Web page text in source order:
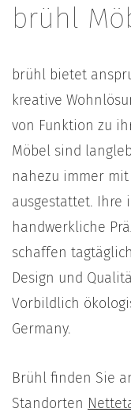
brühl
brühl bietet
kreative
von Funktion zu
Möbel sind
nahezu immer
ausgestattet. Ihre
handwerkliche
schaffen
Design und
Vorbildlich
Germany.
Brühl finden Sie
Standorten